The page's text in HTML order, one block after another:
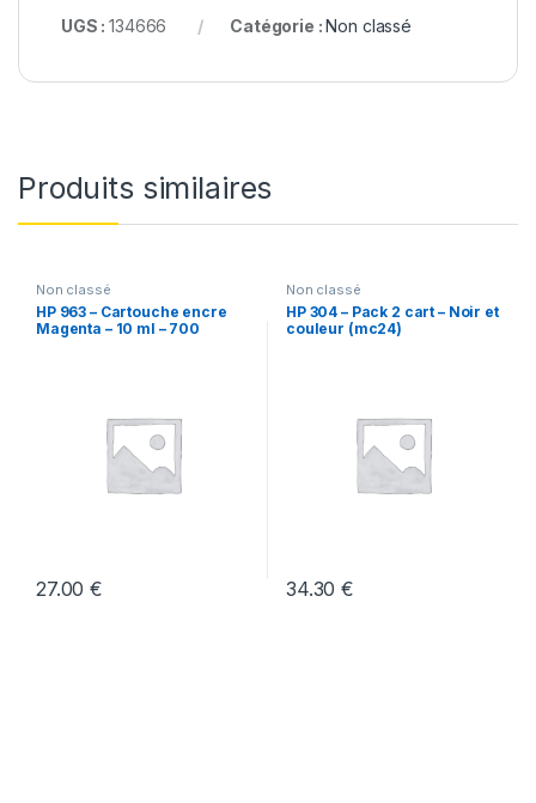
UGS :134666 Catégorie :Non classé
Produits similaires
Non classé
HP 963 – Cartouche encre
Magenta – 10 ml – 700
27.00€
Non classé
HP 304 – Pack 2 cart – Noir et
couleur (mc24)
34.30€